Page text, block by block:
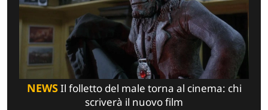
NEWSIl folletto del male torna al cinema: chi
scriverà il nuovo film